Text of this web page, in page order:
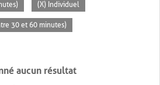
(X) Individuel
30 et 60 minutes)
aucun résultat